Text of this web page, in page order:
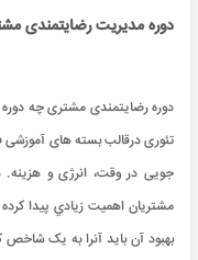
دوره مدیریت رضایتمندی
دوره رضایتمندی مشتری چه
تئوری درقالب بسته های آموزشی
جویی در وقت، انرژی و هزینه.
مشتريان اهميت زيادي پيدا
بهبود آن بايد آنرا به يک